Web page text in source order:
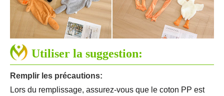
Utiliser la suggestion:
Remplir les précautions:
Lors du remplissage, assurez-vous que le coton PP est